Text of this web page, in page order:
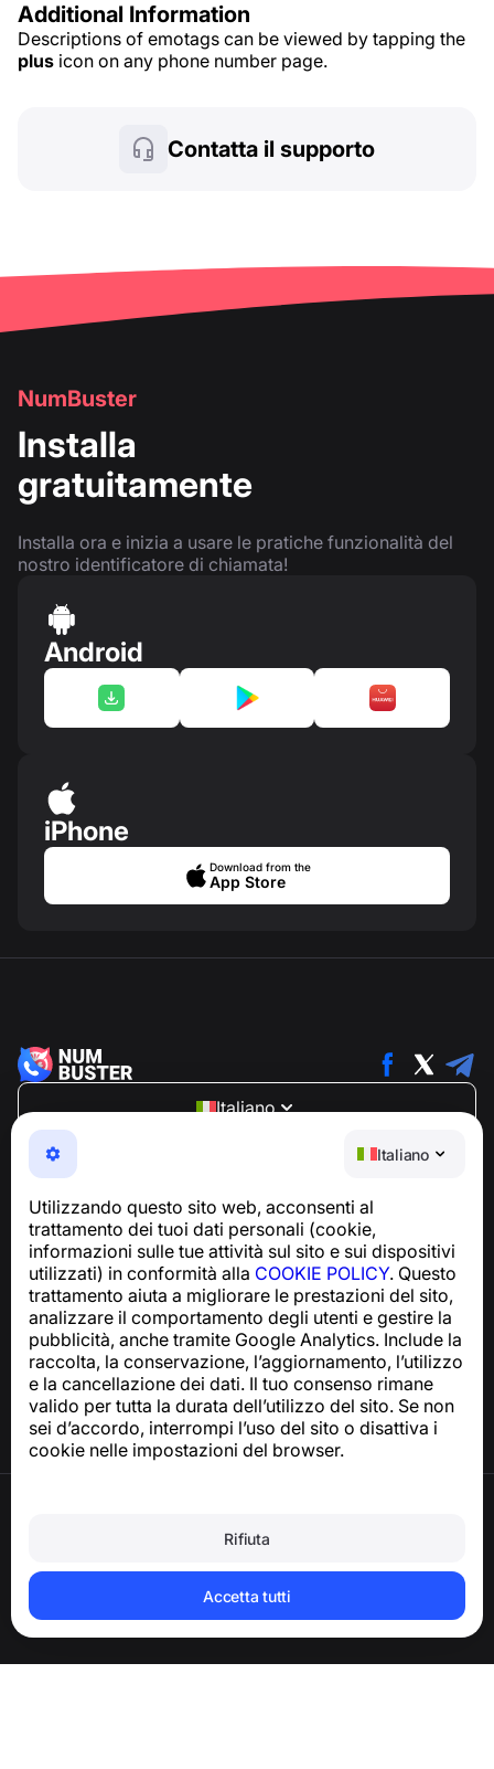
Italiano
Utilizzando questo sito web, acconsenti al
trattamento dei tuoi dati personali (cookie,
informazioni sulle tue attività sul sito e sui dispositivi
utilizzati) in conformità alla COOKIE POLICY. Questo
trattamento aiuta a migliorare le prestazioni del sito,
analizzare il comportamento degli utenti e gestire la
pubblicità, anche tramite Google Analytics. Include la
raccolta, la conservazione, l’aggiornamento, l’utilizzo
e la cancellazione dei dati. Il tuo consenso rimane
valido per tutta la durata dell’utilizzo del sito. Se non
sei d’accordo, interrompi l’uso del sito o disattiva i
cookie nelle impostazioni del browser.
Rifiuta
Accetta tutti
Additional Information
Descriptions of emotags can be viewed by tapping the
plus icon on any phone number page.
Contatta il supporto
NumBuster
Installa
gratuitamente
Installa ora e inizia a usare le pratiche funzionalità del
nostro identificatore di chiamata!
Android
iPhone
Download from the
App Store
Italiano
NumBuster © 2013—2026 ·
support@numbuster.com
Un'app facile da usare che ti protegge da truffe
Per richieste relative alla conformità al GDPR:
support@numbuster.com
Centro assistenza
Notizie e articoli
Informazioni sul progetto
Contatti
Eliminare l’account e i dati personali